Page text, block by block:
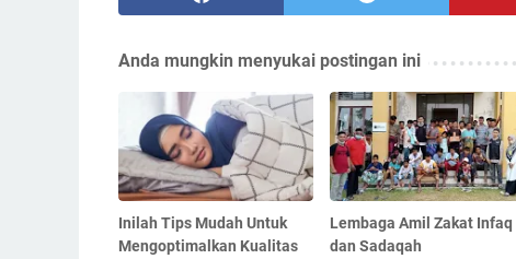
Anda mungkin menyukai postingan ini
Inilah Tips Mudah Untuk
Mengoptimalkan Kualitas
Lembaga Amil Zakat Infaq
dan Sadaqah